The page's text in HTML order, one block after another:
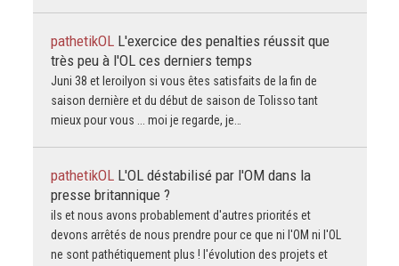
pathetikOL L'exercice des penalties réussit que
très peu à l'OL ces derniers temps
Juni 38 et leroilyon si vous êtes satisfaits de la fin de
saison dernière et du début de saison de Tolisso tant
mieux pour vous ... moi je regarde, je…
pathetikOL L'OL déstabilisé par l'OM dans la
presse britannique ?
ils et nous avons probablement d'autres priorités et
devons arrêtés de nous prendre pour ce que ni l'OM ni l'OL
ne sont pathétiquement plus ! l'évolution des projets et